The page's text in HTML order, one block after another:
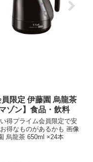
限定 伊藤園 烏龍茶
ゾン】食品・飲料
得プライム会員限定で安
得なものがあるかも 画像
烏龍茶 650ml ×24本